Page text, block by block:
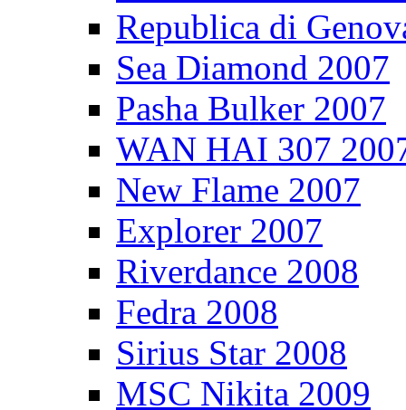
Republica di
Sea Diamond 2007
Pasha Bulker 2007
WAN HAI 307
New Flame 2007
Explorer 2007
Riverdance 2008
Fedra 2008
Sirius Star 2008
MSC Nikita 2009